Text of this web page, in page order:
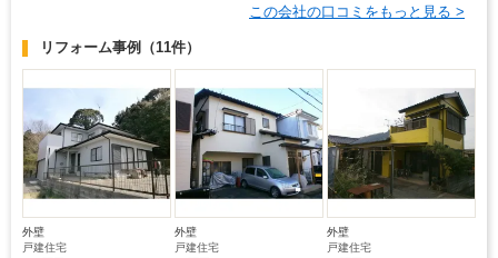
この会社の口コミをもっと見る >
リフォーム事例 （11件）
外壁
戸建住宅
外壁
戸建住宅
外壁
戸建住宅